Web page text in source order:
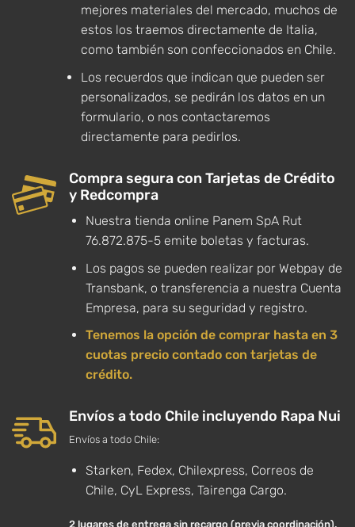
mejores materiales del mercado, muchos de
estos los traemos directamente de Italia,
como también son confeccionados en Chile.
Los recuerdos que indican que pueden ser
personalizados, se pedirán los datos en un
formulario, o nos contactaremos
directamente para pedirlos.
Compra segura con Tarjetas de Crédito
y Redcompra
Nuestra tienda online Panem SpA Rut
76.872.875-5 emite boletas y facturas.
Los pagos se pueden realizar por Webpay de
Transbank, o transferencia a nuestra Cuenta
Empresa, para su seguridad y registro.
Tenemos la opción de comprar hasta en 3
cuotas precio contado con tarjetas de
crédito.
Envíos a todo Chile incluyendo Rapa Nui
Envíos a todo Chile:
Starken, Fedex, Chilexpress, Correos de
Chile, CyL Express, Tairenga Cargo.
2 lugares de entrega sin recargo (previa coordinación).